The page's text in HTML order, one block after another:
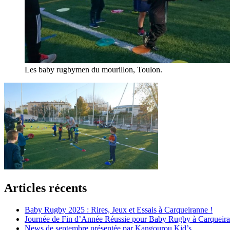
Les baby rugbymen du mourillon, Toulon.
Articles récents
Baby Rugby 2025 : Rires, Jeux et Essais à Carqueiranne !
Journée de Fin d’Année Réussie pour Baby Rugby à